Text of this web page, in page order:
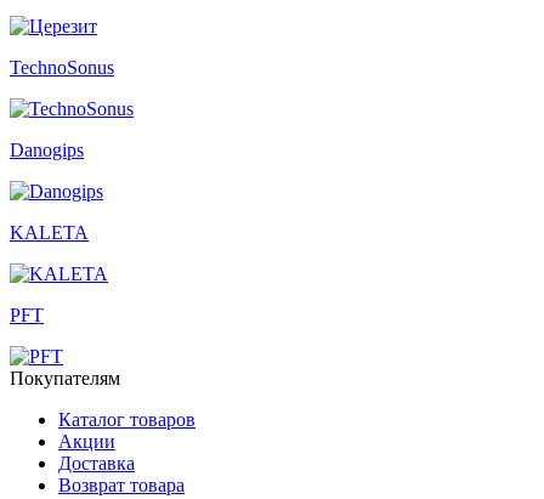
TechnoSonus
Danogips
KALETA
PFT
Покупателям
Каталог товаров
Акции
Доставка
Возврат товара